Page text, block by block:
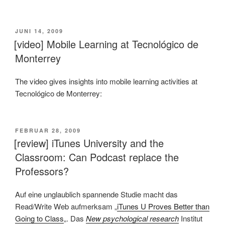
VERÖFFENTLICHT
AM
JUNI 14, 2009
[video] Mobile Learning at Tecnológico de
Monterrey
The video gives insights into mobile learning activities at
Tecnológico de Monterrey:
VERÖFFENTLICHT
AM
FEBRUAR 28, 2009
[review] iTunes University and the
Classroom: Can Podcast replace the
Professors?
Auf eine unglaublich spannende Studie macht das
Read/Write Web aufmerksam „iTunes U Proves Better than
Going to Class„. Das New psychological research Institut